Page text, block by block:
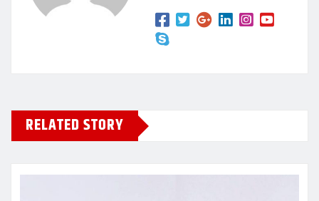
RELATED STORY